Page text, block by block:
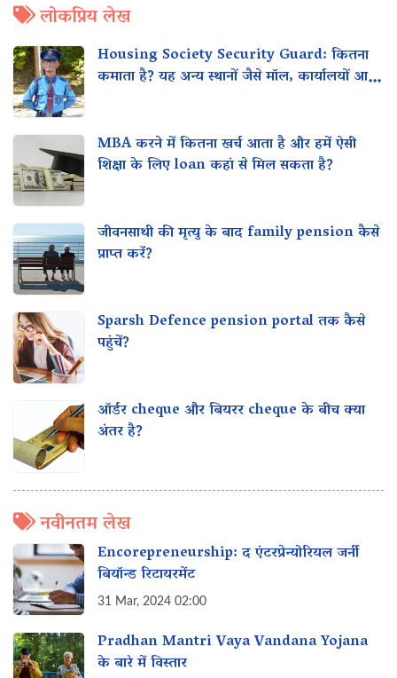
लोकप्रिय लेख
Housing Society Security Guard: कितना
कमाता है? यह अन्य स्थानों जैसे मॉल, कार्यालयों आदि
MBA करने में कितना खर्च आता है और हमें ऐसी
शिक्षा के लिए loan कहां से मिल सकता है?
जीवनसाथी की मृत्यु के बाद family pension कैसे
प्राप्त करें?
Sparsh Defence pension portal तक कैसे
पहुंचें?
ऑर्डर cheque और बियरर cheque के बीच क्या
अंतर है?
नवीनतम लेख
Encorepreneurship: द एंटरप्रेन्योरियल जर्नी
बियॉन्ड रिटायरमेंट
31 Mar, 2024 02:00
Pradhan Mantri Vaya Vandana Yojana
के बारे में विस्तार